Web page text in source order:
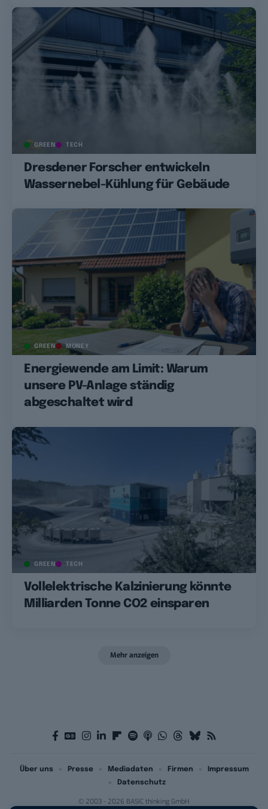
GREEN TECH
Dresdener Forscher entwickeln
Wassernebel-Kühlung für Gebäude
GREEN MONEY
Energiewende am Limit: Warum
unsere PV-Anlage ständig
abgeschaltet wird
GREEN TECH
Vollelektrische Kalzinierung könnte
Milliarden Tonne CO2 einsparen
Mehr anzeigen
© 2003 - 2026 BASIC thinking GmbH
Über uns Presse Mediadaten Firmen
Impressum
Datenschutz